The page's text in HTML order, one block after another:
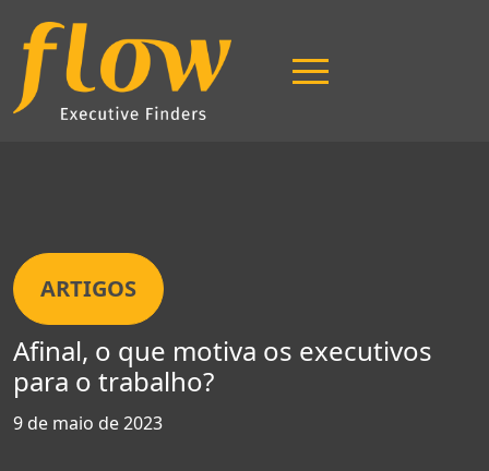
Página Inicial
ARTIGOS
Afinal, o que motiva os executivos
para o trabalho?
9 de maio de 2023